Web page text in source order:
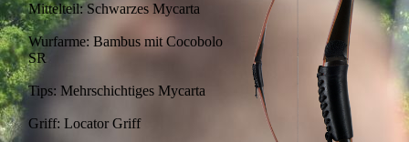
Mittelteil: Schwarzes Mycarta
Wurfarme: Bambus mit Cocobolo
SR
Tips: Mehrschichtiges Mycarta
Griff: Locator Griff